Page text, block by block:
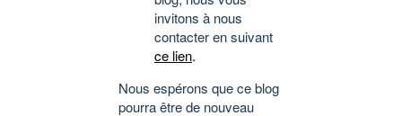
invitons à nous
contacter en suivant
ce lien.
Nous espérons que ce blog
pourra être de nouveau